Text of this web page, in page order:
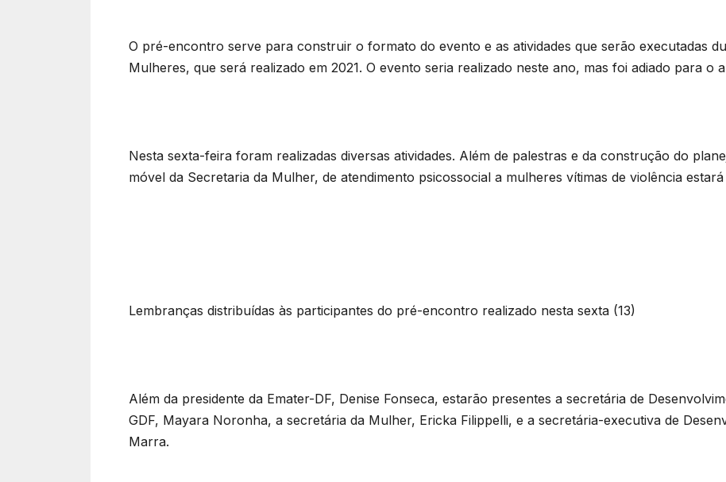
O pré-encontro serve para construir o formato do evento e as atividades que serão executadas
Mulheres, que será realizado em 2021. O evento seria realizado neste ano, mas foi adiado para o
Nesta sexta-feira foram realizadas diversas atividades. Além de palestras e da construção do
móvel da Secretaria da Mulher, de atendimento psicossocial a mulheres vítimas de violência
Lembranças distribuídas às participantes do pré-encontro realizado nesta sexta (13)
Além da presidente da Emater-DF, Denise Fonseca, estarão presentes a secretária de
GDF, Mayara Noronha, a secretária da Mulher, Ericka Filippelli, e a secretária-executiva de
Marra.